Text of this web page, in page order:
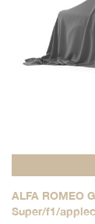
ALFA ROMEO
Super/f1/
la
cookie